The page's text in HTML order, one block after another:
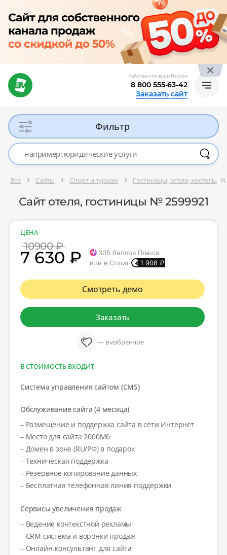
Работаем по всей России
8 800 555-63-42
Заказать сайт
Фильтр
Все Сайты Спорт и туризм Гостиницы, отели, хостелы №
Сайт отеля, гостиницы № 2599921
ЦЕНА
10900 ₽
7 630 ₽ 305 баллов Плюса
или в Сплит
1 908 ₽
Смотреть демо
Заказать
— в избранное
В СТОИМОСТЬ ВХОДИТ
Система управления сайтом (CMS)
Обслуживание сайта (4 месяца)
– Размещение и поддержка сайта в сети Интернет
– Место для сайта 2000Мб
– Домен в зоне (RU/РФ) в подарок
– Техническая поддержка
– Резервное копирование данных
– Бесплатная телефонная линия поддержки
Сервисы увеличения продаж
– Ведение контекстной рекламы
– CRM система и воронки продаж
– Онлайн-консультант для сайта